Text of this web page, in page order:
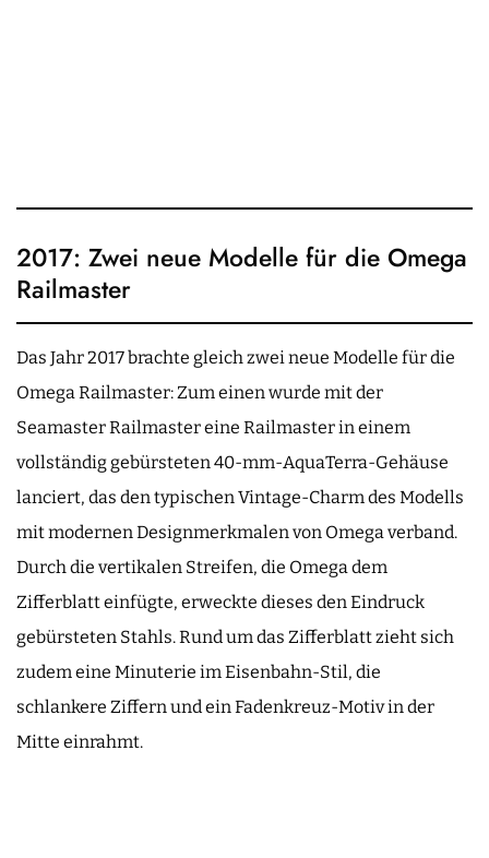
2017: Zwei neue Modelle für die Omega
Railmaster
Das Jahr 2017 brachte gleich zwei neue Modelle für die
Omega Railmaster: Zum einen wurde mit der
Seamaster Railmaster eine Railmaster in einem
vollständig gebürsteten 40-mm-AquaTerra-Gehäuse
lanciert, das den typischen Vintage-Charm des Modells
mit modernen Designmerkmalen von Omega verband.
Durch die vertikalen Streifen, die Omega dem
Zifferblatt einfügte, erweckte dieses den Eindruck
gebürsteten Stahls. Rund um das Zifferblatt zieht sich
zudem eine Minuterie im Eisenbahn-Stil, die
schlankere Ziffern und ein Fadenkreuz-Motiv in der
Mitte einrahmt.